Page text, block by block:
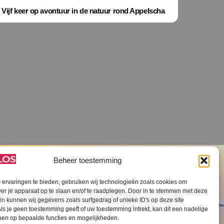
Beheer toestemming
ervaringen te bieden, gebruiken wij technologieën zoals cookies om
je apparaat op te slaan en/of te raadplegen. Door in te stemmen met deze
kunnen wij gegevens zoals surfgedrag of unieke ID's op deze site
je geen toestemming geeft of uw toestemming intrekt, kan dit een nadelige
op bepaalde functies en mogelijkheden.
Vijf keer op avontuur in de natuur rond Appelscha
SLOS ANBI Contact
Cookiebeleid (EU)